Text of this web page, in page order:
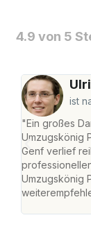
4.9 von 5
ist
"Ein großes
Umzugskönig
Genf verlief
Umzugskönig